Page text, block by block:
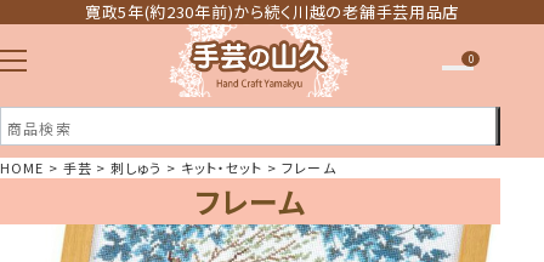
寛政5年(約230年前)から続く川越の老舗手芸用品店
注文履歴
ほしい物リスト
0
HOME 手芸 刺しゅう キット・セット フレーム
フレーム